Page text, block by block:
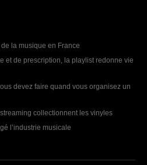
la musique en France
et de prescription, la playlist redonne vie
devez faire quand vous organisez un
streaming collectionnent les vinyles
l’industrie musicale